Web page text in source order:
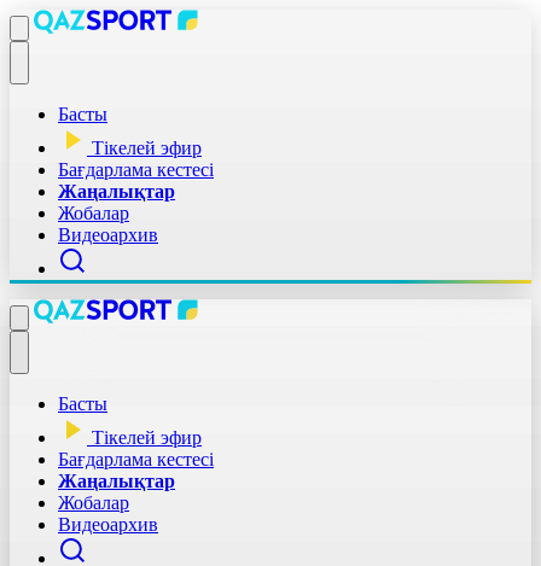
Басты
Тікелей эфир
Бағдарлама кестесі
Жаңалықтар
Жобалар
Видеоархив
Басты
Тікелей эфир
Бағдарлама кестесі
Жаңалықтар
Жобалар
Видеоархив